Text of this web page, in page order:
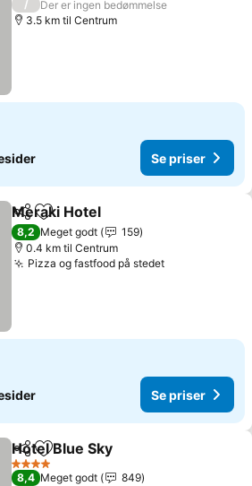
/
Der er ingen bedømmelse
3.5 km til Centrum
Se priser
Del Føj til favoritter
Meraki Hotel
8,2 Meget godt
159
0.4 km til Centrum
Pizza og fastfood på stedet
Se priser
Del Føj til favoritter
Hotel Blue Sky
4 Stjerner
8,4 Meget godt
849